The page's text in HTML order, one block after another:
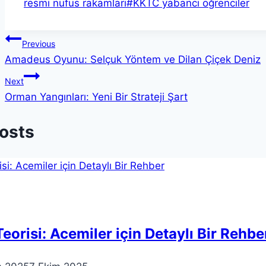
Tags:
resmi nüfus rakamları#KKTC yabancı öğrenciler
Yazı
gezinmesi
Previous
Amadeus Oyunu: Selçuk Yöntem ve Dilan Çiçek Deniz
Next
Orman Yangınları: Yeni Bir Strateji Şart
Acemiler için Detaylı Bir